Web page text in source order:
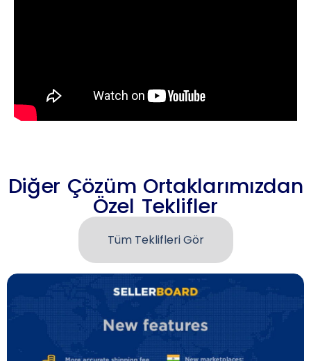
Diğer Çözüm Ortaklarımızdan
Özel Teklifler
Tüm Teklifleri Gör